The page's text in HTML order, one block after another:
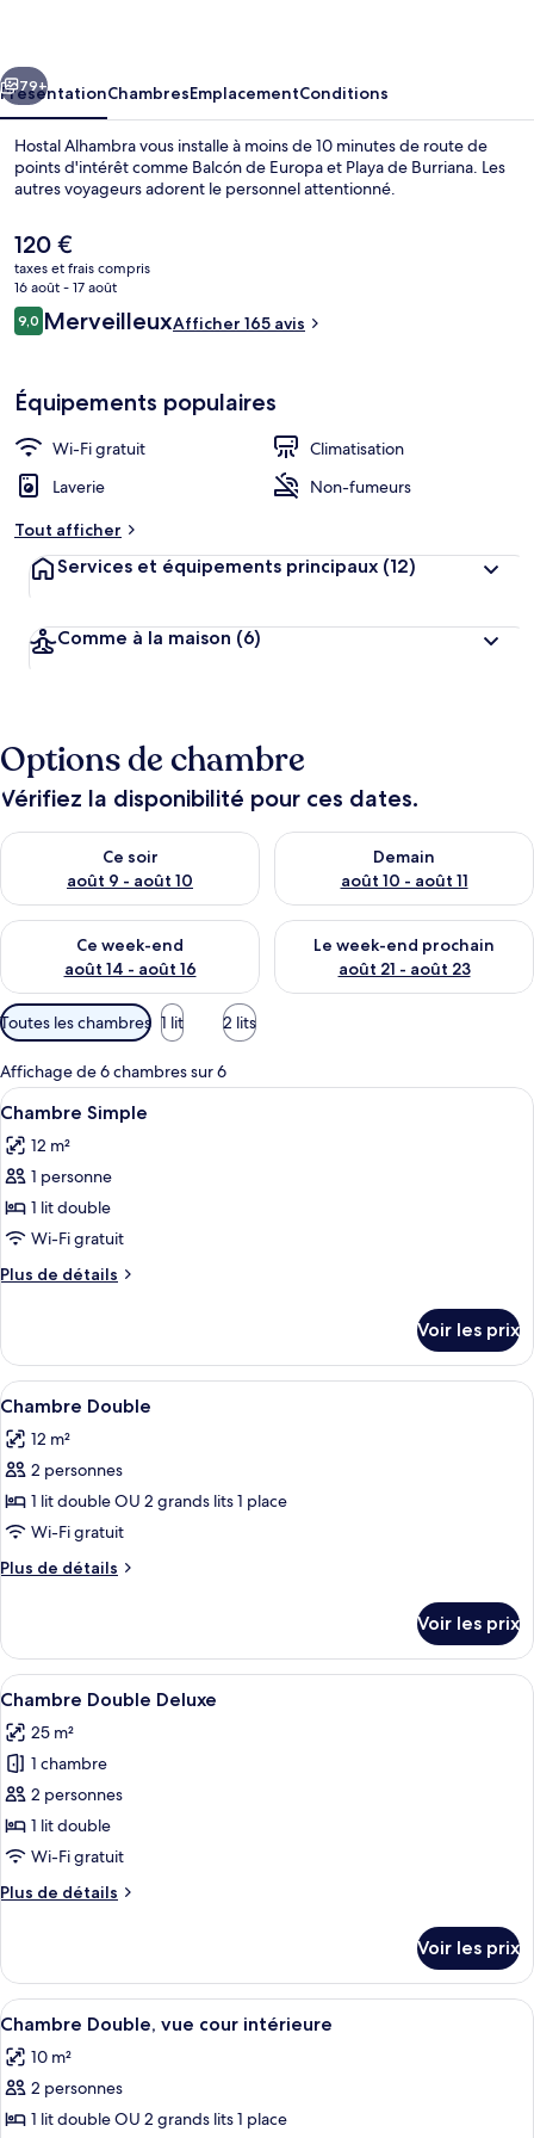
Suivant
79+
PrésentationChambresEmplacementConditions
Hostal Alhambra vous installe à moins de 10 minutes de route de
points d'intérêt comme Balcón de Europa et Playa de Burriana. Les
autres voyageurs adorent le personnel attentionné.
Le
prix
actuel
est
de
120 €
taxes et frais compris
16 août - 17 août
Avis
voyageurs
9,09,0 sur 10
MerveilleuxAfficher 165 avis
Équipements populaires
Wi-Fi gratuit
Climatisation
Laverie
Non-fumeurs
Tout afficher
Services et équipements principaux (12)
Comme à la maison (6)
Options de chambre
Vérifiez la disponibilité pour ces dates.
Ce soir
août 9 - août 10
Vérifier la disponibilité pour ce soir août 9 - août 10
Demain
août 10 - août 11
Vérifier la disponibilité pour
Ce week-end
août 14 - août 16
Vérifier la disponibilité pour ce week-end août 14 - août 16
Le week-end prochain
août 21 - août 23
Vérifier la disponibilité pour
Filtres
disponibles
pour
les
chambres
Toutes les chambres 1 lit 2 lits
Affichage de 6 chambres sur 6
Afficher
toutes
les
photos
pour
ce
type
de
Chambre
Simple
Chambre Simple | Literie de qualité
4
Chambre Simple
12 m²
1 personne
1 lit double
Wi-Fi gratuit
Plus de détails
Plus
le
type
de
Chambre
Simple
Voir les prix
Afficher
toutes
les
photos
pour
ce
type
de
Chambre
Double
Chambre Double | Literie de qualité
5
Chambre Double
12 m²
2 personnes
1 lit double OU 2 grands lits 1 place
Wi-Fi gratuit
Plus de détails
Plus
le
type
de
Chambre
Double
Voir les prix
Afficher
toutes
les
photos
pour
ce
type
chambre :
Deluxe
Chambre Double Deluxe | Literie de
8
Chambre Double Deluxe
25 m²
1 chambre
2 personnes
1 lit double
Wi-Fi gratuit
Plus de détails
Plus
le
type
de
Chambre
Double
Voir les prix
Afficher
toutes
les
photos
pour
Chambre Double, vue cour
9
Chambre Double, vue cour intérieure
10 m²
2 personnes
1 lit double OU 2 grands lits 1 place